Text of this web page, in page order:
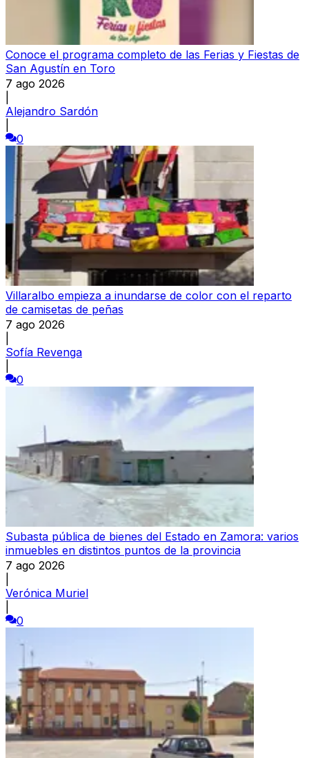
Conoce el programa completo de las Ferias y Fiestas de
San Agustín en Toro
7 ago 2026
Alejandro Sardón
0
Villaralbo empieza a inundarse de color con el reparto
de camisetas de peñas
7 ago 2026
Sofía Revenga
0
Subasta pública de bienes del Estado en Zamora: varios
inmuebles en distintos puntos de la provincia
7 ago 2026
Verónica Muriel
0